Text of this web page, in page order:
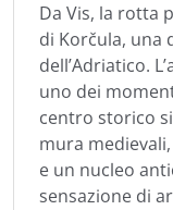
Da Vis, la rotta
di Korčula, una
dell’Adriatico.
uno dei
centro storico
mura
e un nucleo
sensazione di